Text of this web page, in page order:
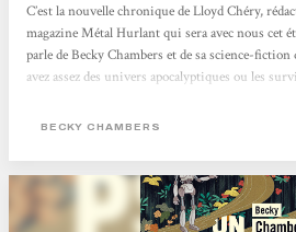
C’est la nouvelle chronique de Lloyd Chéry,
magazine Métal Hurlant qui sera avec nous cet
parle de Becky Chambers et de sa science-
avez assez des univers apocalyptiques ou les
personnages broyés par des états totalitaires
fiction des années 70, eh bien, réjouissez-vous,...
BECKY CHAMBERS